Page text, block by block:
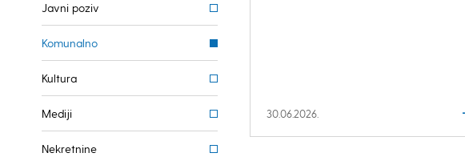
Javni poziv
Komunalno
Kultura
Mediji
Nekretnine
30.06.2026.